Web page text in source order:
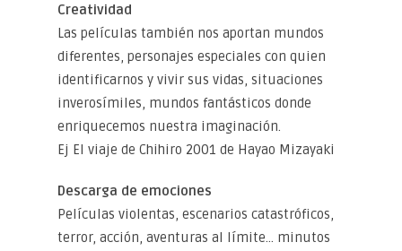
Creatividad
Las películas también nos aportan mundos
diferentes, personajes especiales con quien
identificarnos y vivir sus vidas, situaciones
inverosímiles, mundos fantásticos donde
enriquecemos nuestra imaginación.
Ej El viaje de Chihiro 2001 de Hayao Mizayaki
Descarga de emociones
Películas violentas, escenarios catastróficos,
terror, acción, aventuras al límite… minutos